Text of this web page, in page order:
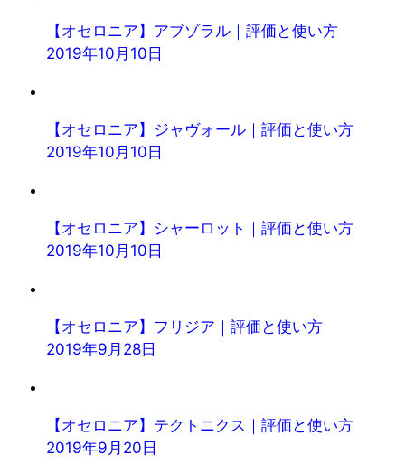
【オセロニア】アブゾラル｜評価と使い方
2019年10月10日
【オセロニア】ジャヴォール｜評価と使い方
2019年10月10日
【オセロニア】シャーロット｜評価と使い方
2019年10月10日
【オセロニア】フリジア｜評価と使い方
2019年9月28日
【オセロニア】テクトニクス｜評価と使い方
2019年9月20日